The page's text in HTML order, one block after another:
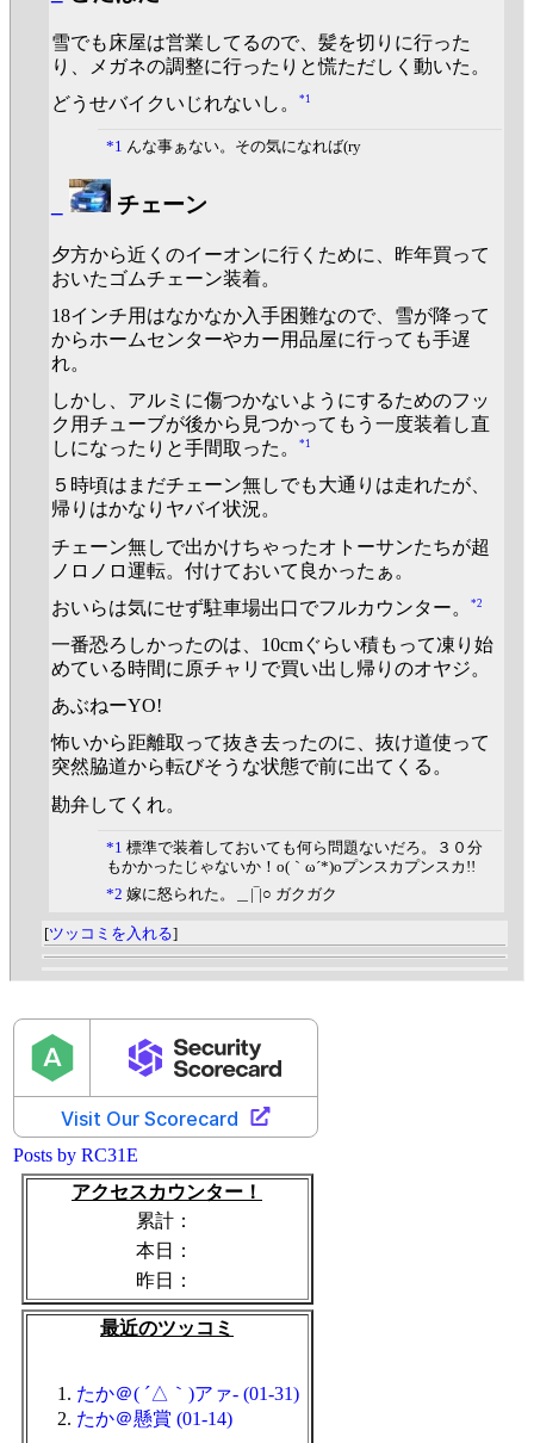
雪でも床屋は営業してるので、髪を切りに行った
り、メガネの調整に行ったりと慌ただしく動いた。
どうせバイクいじれないし。
*1
*1 んな事ぁない。その気になれば(ry
チェーン
夕方から近くのイーオンに行くために、昨年買って
おいたゴムチェーン装着。
18インチ用はなかなか入手困難なので、雪が降って
からホームセンターやカー用品屋に行っても手遅
れ。
しかし、アルミに傷つかないようにするためのフッ
ク用チューブが後から見つかってもう一度装着し直
しになったりと手間取った。
*1
５時頃はまだチェーン無しでも大通りは走れたが、
帰りはかなりヤバイ状況。
チェーン無しで出かけちゃったオトーサンたちが超
ノロノロ運転。付けておいて良かったぁ。
おいらは気にせず駐車場出口でフルカウンター。
*2
一番恐ろしかったのは、10cmぐらい積もって凍り始
めている時間に原チャリで買い出し帰りのオヤジ。
あぶねーYO!
怖いから距離取って抜き去ったのに、抜け道使って
突然脇道から転びそうな状態で前に出てくる。
勘弁してくれ。
*1 標準で装着しておいても何ら問題ないだろ。３０分
もかかったじゃないか！o(｀ω´*)oプンスカプンスカ!!
*2 嫁に怒られた。＿|‾|○ ガクガク
[ツッコミを入れる]
Posts by RC31E
アクセスカウンター！
累計：
本日：
昨日：
最近のツッコミ
たか＠( ´△｀)アァ- (01-31)
たか＠懸賞 (01-14)